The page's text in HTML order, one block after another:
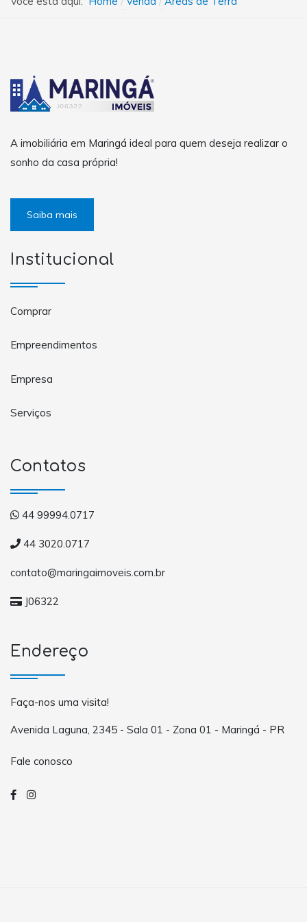
A imobiliária em Maringá ideal para quem deseja realizar o
sonho da casa própria!
Saiba mais
Institucional
Comprar
Empreendimentos
Empresa
Serviços
Contatos
44 99994.0717
44 3020.0717
contato@maringaimoveis.com.br
J06322
Endereço
Faça-nos uma visita!
Avenida Laguna, 2345 - Sala 01 - Zona 01 - Maringá - PR
Fale conosco